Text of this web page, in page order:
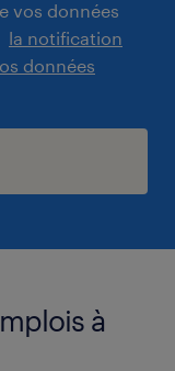
vos données
la notification
données
à